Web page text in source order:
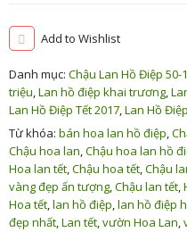
Add to Wishlist
Danh mục: Chậu Lan Hồ Điệp 50-
triệu,Lan hồ điệp khai trương,
Lan Hồ Điệp Tết 2017,Lan Hồ
Từ khóa: bán hoa lan hồ điệp,
Chậu hoa lan,Chậu hoa lan hồ
Hoa lan tết,Chậu hoa tết,Chậu
vàng đẹp ấn tượng,Chậu lan tết,
Hoa tết,lan hồ điệp,lan hồ điệp
đẹp nhất,Lan tết,vườn Hoa Lan,